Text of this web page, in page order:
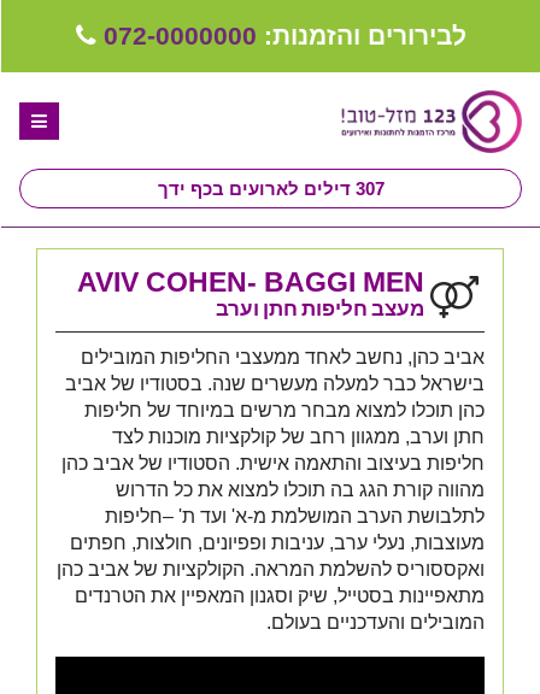
לבירורים והזמנות: 072-0000000
307 דילים לארועים בכף ידך
ספקים לחתונה מומלצים
קבלו ייעוץ בחינם
טיפים לארגון ותכנון חתונה
קבוצת וואטסאפ-ספקים עונים LIVE
שירות אישי בקליק
AVIV COHEN- BAGGI MEN
מעצב חליפות חתן וערב
אביב כהן, נחשב לאחד ממעצבי החליפות המובילים
בישראל כבר למעלה מעשרים שנה. בסטודיו של אביב
כהן תוכלו למצוא מבחר מרשים במיוחד של חליפות
חתן וערב, ממגוון רחב של קולקציות מוכנות לצד
חליפות בעיצוב והתאמה אישית. הסטודיו של אביב כהן
מהווה קורת הגג בה תוכלו למצוא את כל הדרוש
לתלבושת הערב המושלמת מ-א' ועד ת' –חליפות
מעוצבות, נעלי ערב, עניבות ופפיונים, חולצות, חפתים
ואקססוריס להשלמת המראה. הקולקציות של אביב כהן
מתאפיינות בסטייל, שיק וסגנון המאפיין את הטרנדים
המובילים והעדכניים בעולם.